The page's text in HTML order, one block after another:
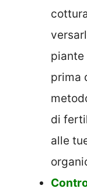
piante
prima
di
alle